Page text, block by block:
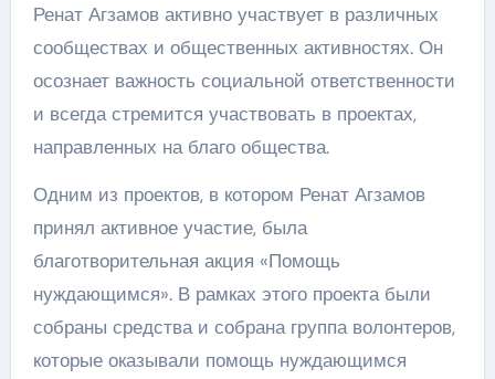
Ренат Агзамов активно участвует в различных
сообществах и общественных активностях. Он
осознает важность социальной ответственности
и всегда стремится участвовать в проектах,
направленных на благо общества.
Одним из проектов, в котором Ренат Агзамов
принял активное участие, была
благотворительная акция «Помощь
нуждающимся». В рамках этого проекта были
собраны средства и собрана группа волонтеров,
которые оказывали помощь нуждающимся